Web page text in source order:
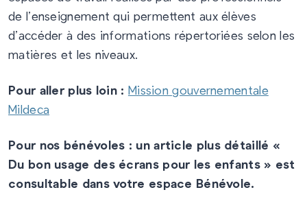
de l’enseignement qui permettent aux élèves
d’accéder à des informations répertoriées selon les
matières et les niveaux.
Pour aller plus loin : Mission gouvernementale
Mildeca
Pour nos bénévoles : un article plus détaillé «
Du bon usage des écrans pour les enfants » est
consultable dans votre espace Bénévole.